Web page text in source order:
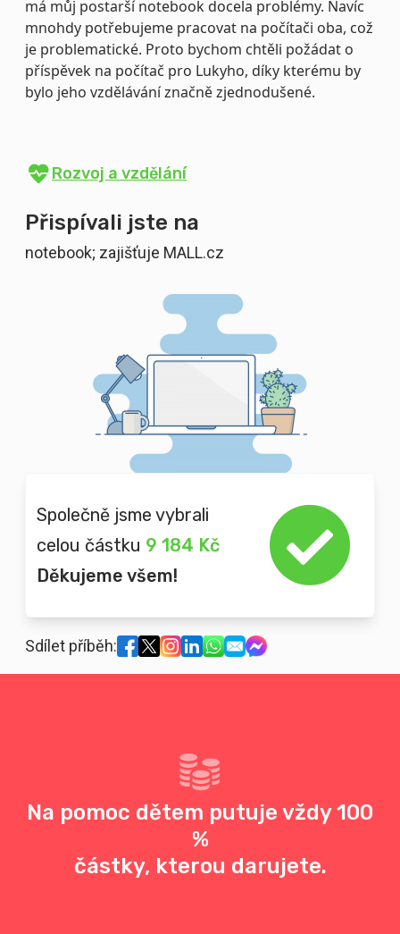
Rozvoj a vzdělání
Přispívali jste na
notebook; zajišťuje MALL.cz
Společně jsme vybrali
celou částku 9 184 Kč
Děkujeme všem!
Sdílet příběh:
má můj postarší notebook docela problémy. Navíc
mnohdy potřebujeme pracovat na počítači oba, což
je problematické. Proto bychom chtěli požádat o
příspěvek na počítač pro Lukyho, díky kterému by
bylo jeho vzdělávání značně zjednodušené.
Na pomoc dětem putuje vždy 100
%
částky, kterou darujete.